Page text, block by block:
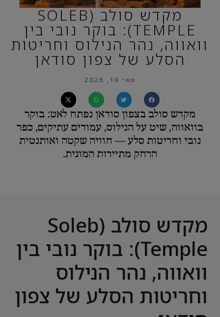
מקדש סולב (SOLEB
TEMPLE): בוקר נובי בין
וואווה, נהר הנילוס וחריטות
הסלע של צפון סודאן
מאי 19, 2026
מקדש סולב בצפון סודאן נפתח לאט: בוקר
בוואווה, שיט על הנילוס, עמודים עתיקים, כפר
נובי וחריטות סלע — חוויה שקטה ואותנטית
הרחק מתיירות המונית.
מקדש סולב (Soleb
Temple): בוקר נובי בין
וואווה, נהר הנילוס
וחריטות הסלע של צפון